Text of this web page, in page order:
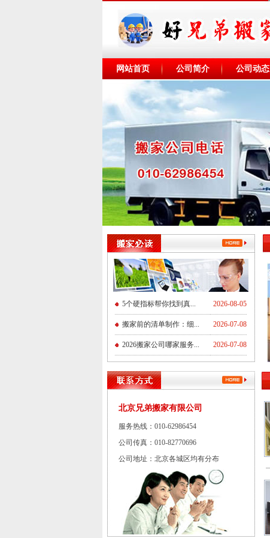
网站首页 公司简介 公司动态
5个硬指标帮你找到真... 2026-08-05
搬家前的清单制作：细... 2026-07-08
2026搬家公司哪家服务... 2026-07-08
北京兄弟搬家有限公司
服务热线：010-62986454
公司传真：010-82770696
公司地址：北京各城区均有分布